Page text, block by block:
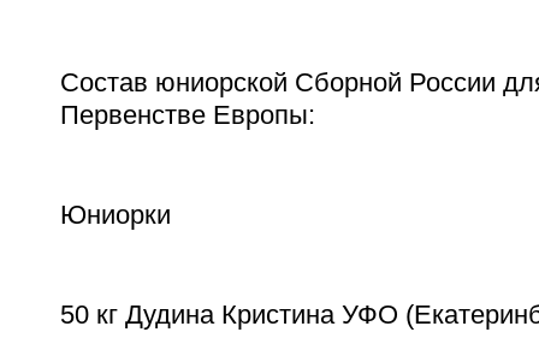
Состав юниорской Сборной России
Первенстве Европы:
Юниорки
50 кг Дудина Кристина УФО